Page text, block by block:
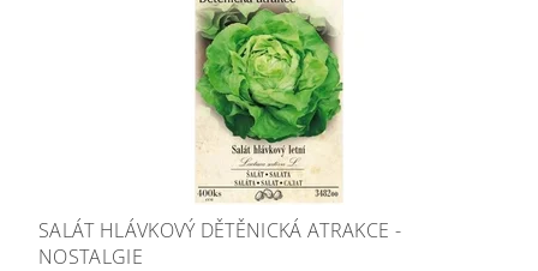
SALÁT HLÁVKOVÝ DĚTĚNICKÁ ATRAKCE -
NOSTALGIE